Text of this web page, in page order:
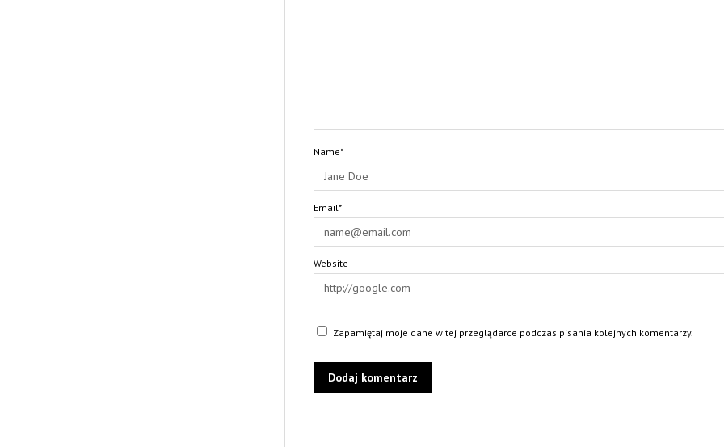
Name*
Email*
Website
Zapamiętaj moje dane w tej przeglądarce podczas pisania kolejnych komentarzy.